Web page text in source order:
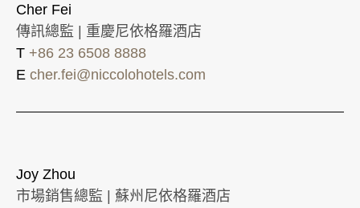
Cher Fei
傳訊總監 | 重慶尼依格羅酒店
T +86 23 6508 8888
E cher.fei@niccolohotels.com
Joy Zhou
市場銷售總監 | 蘇州尼依格羅酒店